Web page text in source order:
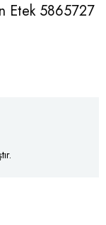
Etek 5865727